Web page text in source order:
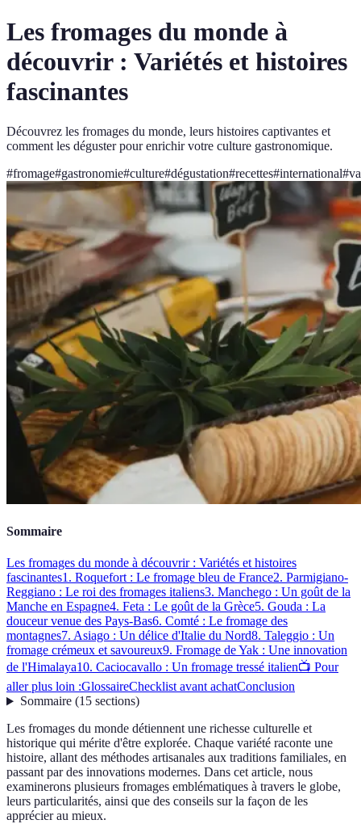
Les fromages du monde à
découvrir : Variétés et histoires
fascinantes
Découvrez les fromages du monde, leurs histoires captivantes et
comment les déguster pour enrichir votre culture gastronomique.
#fromage#gastronomie#culture#dégustation#recettes#international#
Sommaire
Les fromages du monde à découvrir : Variétés et histoires
fascinantes1. Roquefort : Le fromage bleu de France2. Parmigiano-
Reggiano : Le roi des fromages italiens3. Manchego : Un goût de la
Manche en Espagne4. Feta : Le goût de la Grèce5. Gouda : La
douceur venue des Pays-Bas6. Comté : Le fromage des
montagnes7. Asiago : Un délice d'Italie du Nord8. Taleggio : Un
fromage crémeux et savoureux9. Fromage de Yak : Une innovation
de l'Himalaya10. Caciocavallo : Un fromage tressé italien📺 Pour
aller plus loin :GlossaireChecklist avant achatConclusion
Sommaire(15 sections)
Les fromages du monde détiennent une richesse culturelle et
historique qui mérite d'être explorée. Chaque variété raconte une
histoire, allant des méthodes artisanales aux traditions familiales, en
passant par des innovations modernes. Dans cet article, nous
examinerons plusieurs fromages emblématiques à travers le globe,
leurs particularités, ainsi que des conseils sur la façon de les
apprécier au mieux.